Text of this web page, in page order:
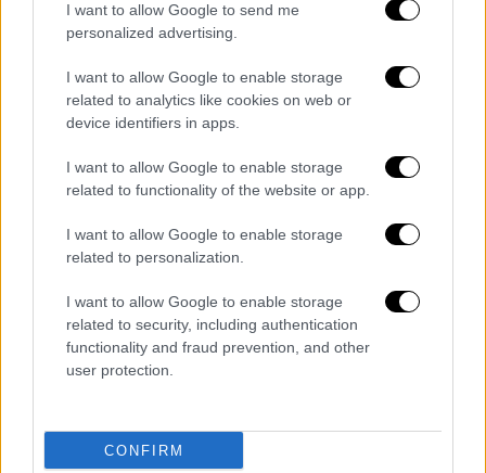
I want to allow Google to send me
personalized advertising.
I want to allow Google to enable storage
related to analytics like cookies on web or
device identifiers in apps.
I want to allow Google to enable storage
related to functionality of the website or app.
I want to allow Google to enable storage
related to personalization.
I want to allow Google to enable storage
related to security, including authentication
functionality and fraud prevention, and other
user protection.
CONFIRM
πληροφορίες, ομόφωνη ανάμεσα στους
βουλευτές, με ορισμένους να καταθέτουν
την αμφιβολία τους για την κίνηση.
Νέα Αριστερά: «Αποφασίστε
γρήγορα»
Από την πλευρά της η ηγεσία, που
πρόσκειται στονΓαβριήλ Σακελλαρίδη, καλεί
τους υπό αποχώρηση (Αλέξη Χαρίτση, Έφη
κ.ά.) να
επισπεύσουν τις αποφάσεις τους. «Όσοι και
όσες αμφιταλαντεύονται,οφείλουν να
αποφασίσουν γρήγορα
παράδοση της Αριστεράς, που επιβάλλει
ενημέρωση και συζήτηση εντός των